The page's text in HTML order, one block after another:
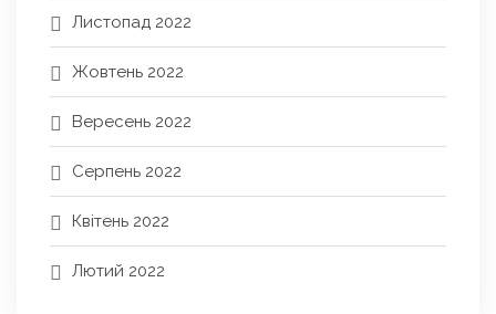
Листопад 2022
Жовтень 2022
Вересень 2022
Серпень 2022
Квітень 2022
Лютий 2022